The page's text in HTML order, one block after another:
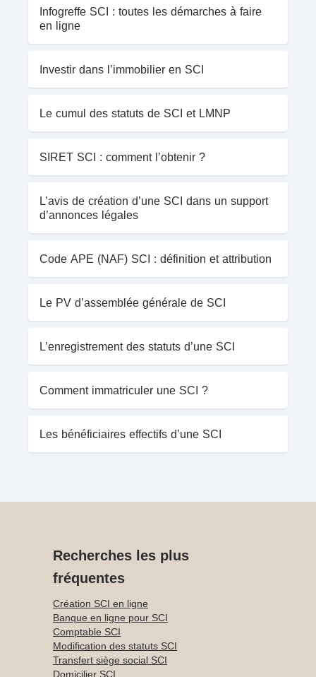
Infogreffe SCI : toutes les démarches à faire
en ligne
Investir dans l’immobilier en SCI
Le cumul des statuts de SCI et LMNP
SIRET SCI : comment l’obtenir ?
L’avis de création d’une SCI dans un support
d’annonces légales
Code APE (NAF) SCI : définition et attribution
Le PV d’assemblée générale de SCI
L’enregistrement des statuts d’une SCI
Comment immatriculer une SCI ?
Les bénéficiaires effectifs d’une SCI
Recherches les plus
fréquentes
Création SCI en ligne
Banque en ligne pour SCI
Comptable SCI
Modification des statuts SCI
Transfert siège social SCI
Domicilier SCI